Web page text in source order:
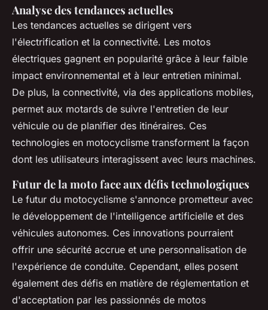
Analyse des tendances actuelles
Les tendances actuelles se dirigent vers
l'électrification et la connectivité. Les motos
électriques gagnent en popularité grâce à leur faible
impact environnemental et à leur entretien minimal.
De plus, la connectivité, via des applications mobiles,
permet aux motards de suivre l'entretien de leur
véhicule ou de planifier des itinéraires. Ces
technologies en motocyclisme transforment la façon
dont les utilisateurs interagissent avec leurs machines.
Futur de la moto face aux défis technologiques
Le futur du motocyclisme s'annonce prometteur avec
le développement de l'intelligence artificielle et des
véhicules autonomes. Ces innovations pourraient
offrir une sécurité accrue et une personnalisation de
l'expérience de conduite. Cependant, elles posent
également des défis en matière de réglementation et
d'acceptation par les passionnés de motos